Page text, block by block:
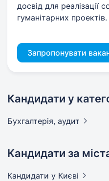
досвід для реалізації
гуманітарних проектів.
Запропонувати
Кандидати у
Бухгалтерія, аудит
Кандидати за
Кандидати у Києві